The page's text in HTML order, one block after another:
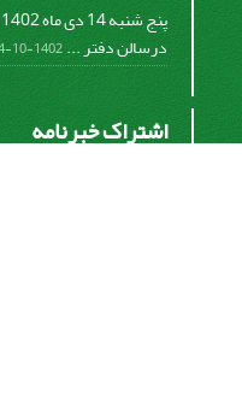
درسالن دفتر ...1402-10-14
اشتراک خبرنامه